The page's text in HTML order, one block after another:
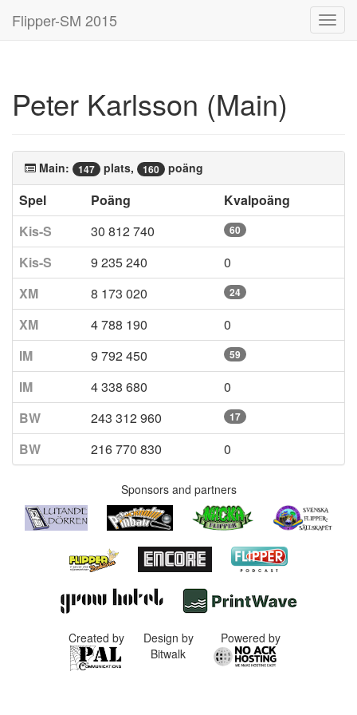
Flipper-SM 2015
Peter Karlsson (Main)
Main: 147 plats, 160 poäng
Spel Poäng
Kvalpoäng
Kis-S
30 812 740 60
Kis-S 9 235 240
0
XM
8 173 020 24
XM 4 788 190
0
IM
9 792 450 59
IM 4 338 680
0
BW
243 312 960 17
BW 216 770 830 0
Sponsors and partners
Created by
Design by
Bitwalk
Powered by